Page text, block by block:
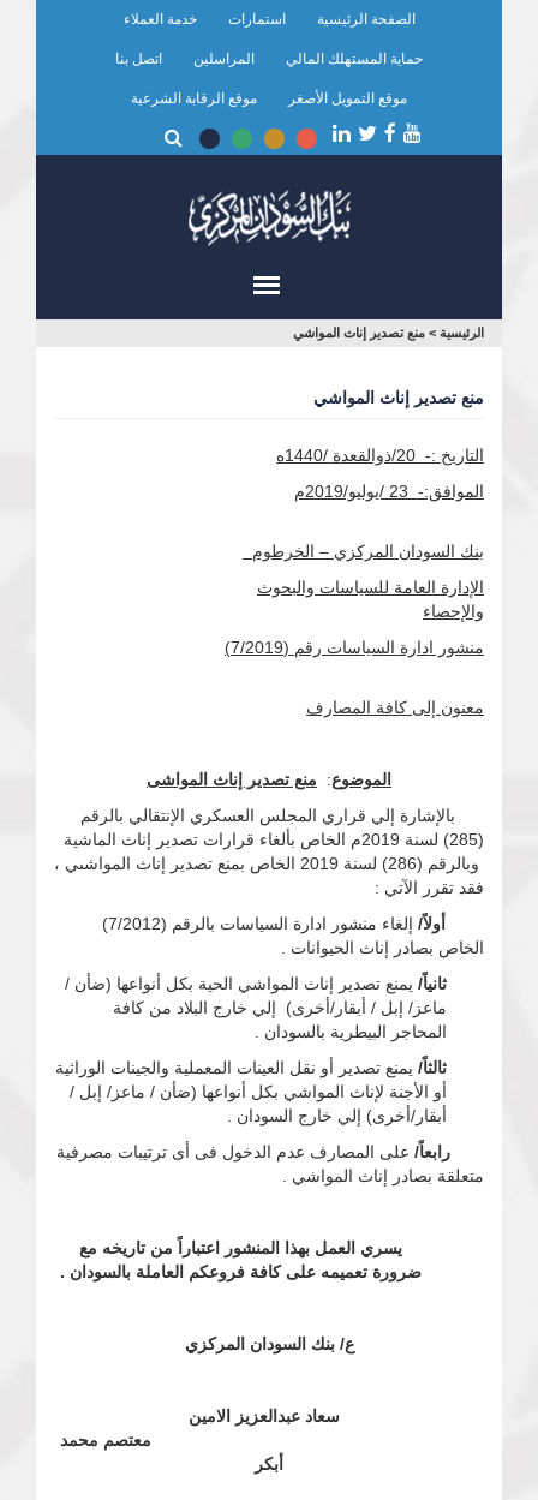
الصفحة الرئيسية استمارات خدمة العملاء
حماية المستهلك المالي المراسلين اتصل بنا
موقع التمويل الأصغر موقع الرقابة الشرعية
أنت
الرئيسية > منع تصدير إناث المواشي
منع تصدير إناث المواشي
التاريخ :- 20/ذوالقعدة /1440ه
الموافق:- 23 /يوليو/2019م
بنك السودان المركزي – الخرطوم
الإدارة العامة للسياسات والبحوث
والإحصاء
منشور ادارة السياسات رقم (7/2019)
معنون إلى كافة المصارف
الموضوع: منع تصدير إناث المواشى
بالإشارة إلي قراري المجلس العسكري الإنتقالي بالرقم
(285) لسنة 2019م الخاص بألغاء قرارات تصدير إناث الماشية
وبالرقم (286) لسنة 2019 الخاص بمنع تصدير إناث المواشىي ،
فقد تقرر الآتي :
أولاً/
إلغاء منشور ادارة السياسات بالرقم (7/2012)
الخاص بصادر إناث الحيوانات .
ثانياً/ يمنع تصدير إناث المواشي الحية بكل أنواعها (ضأن /
ماعز/ إبل / أبقار/أخرى) إلي خارج البلاد من كافة
المحاجر البيطرية بالسودان .
ثالثاً/ يمنع تصدير أو نقل العينات المعملية والجينات الوراثية
أو الأجنة لإناث المواشي بكل أنواعها (ضأن / ماعز/ إبل /
أبقار/أخرى) إلي خارج السودان .
رابعاً/ على المصارف عدم الدخول فى أى ترتيبات مصرفية
متعلقة بصادر إناث المواشي .
يسري العمل بهذا المنشور اعتباراً من تاريخه مع
ضرورة تعميمه على كافة فروعكم العاملة بالسودان .
ع/ بنك السودان المركزي
سعاد عبدالعزيز الامين
معتصم محمد
أبكر